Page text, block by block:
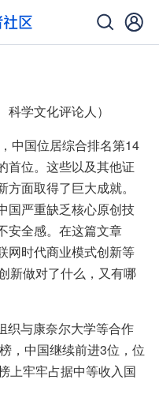
学文化评论人）
中国位居综合排名第14
首位。这些以及其他证
面取得了巨大成就。
国严重缺乏核心原创技
安全感。在这篇文章
网时代商业模式创新等
新做对了什么，又有哪
织与康奈尔大学等合作
，中国继续前进3位，位
上牢牢占据中等收入国